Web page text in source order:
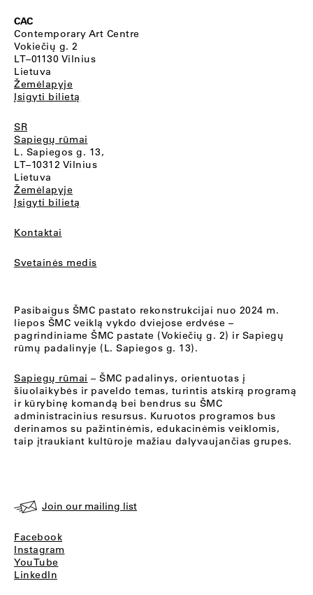
CAC
Contemporary Art Centre
Vokiečių g. 2
LT–01130 Vilnius
Lietuva
Žemėlapyje
Įsigyti bilietą
SR
Sapiegų rūmai
L. Sapiegos g. 13,
LT–10312 Vilnius
Lietuva
Žemėlapyje
Įsigyti bilietą
Kontaktai
Svetainės medis
Pasibaigus ŠMC pastato rekonstrukcijai nuo 2024 m.
liepos ŠMC veiklą vykdo dviejose erdvėse –
pagrindiniame ŠMC pastate (Vokiečių g. 2) ir Sapiegų
rūmų padalinyje (L. Sapiegos g. 13).
Sapiegų rūmai – ŠMC padalinys, orientuotas į
šiuolaikybės ir paveldo temas, turintis atskirą programą
ir kūrybinę komandą bei bendrus su ŠMC
administracinius resursus. Kuruotos programos bus
derinamos su pažintinėmis, edukacinėmis veiklomis,
taip įtraukiant kultūroje mažiau dalyvaujančias grupes.
Join our mailing list
Facebook
Instagram
YouTube
LinkedIn